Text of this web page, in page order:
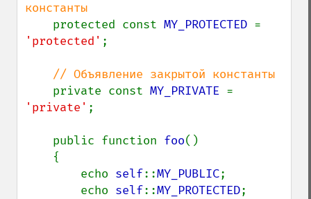
константы
protected const MY_PROTECTED
'protected' ;
// Объявление закрытой константы
private const MY_PRIVATE
'private' ;
    public function
foo()
        echo
self::MY_PUBLIC;
        echo
self::MY_PROTECTED;